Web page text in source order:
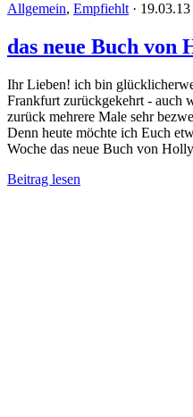
Allgemein, Empfiehlt · 19.03.13
das neue Buch von
Ihr Lieben! ich bin
Frankfurt zurückgekehrt - auch
zurück mehrere Male sehr
Denn heute möchte ich Euch
Woche das neue Buch von
Beitrag lesen